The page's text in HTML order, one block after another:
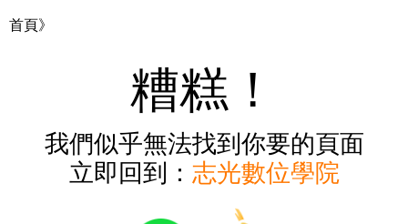
首頁》
糟糕！
我們似乎無法找到你要的頁面
立即回到： 志光數位學院